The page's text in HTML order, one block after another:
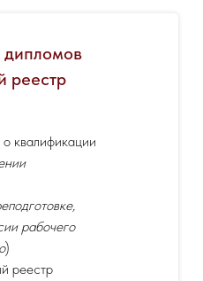
квалификации
рабочего
)
реестр
реестр